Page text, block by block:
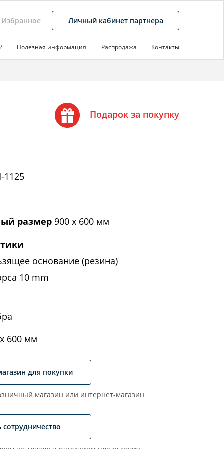
Избранное Личный кабинет партнера
Полезная информация Распродажа Контакты
Подарок за покупку
1125
размер 900 х 600 мм
основание (резина)
10 mm
600 мм
для покупки
магазин или интернет-магазин
сотрудничество